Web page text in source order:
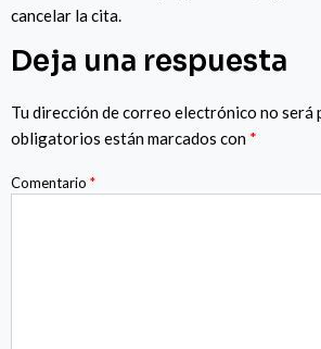
cancelar la cita.
Deja una respuesta
Tu dirección de correo electrónico no será
obligatorios están marcados con *
Comentario *